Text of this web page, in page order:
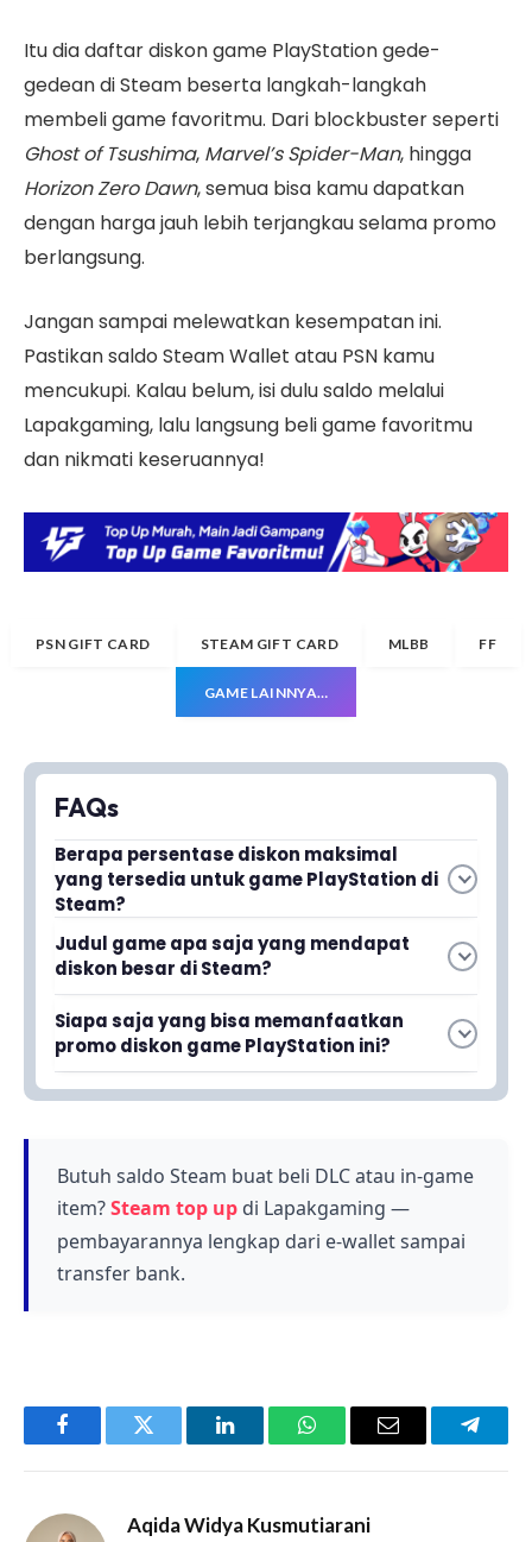
Itu dia daftar diskon game PlayStation gede-
gedean di Steam beserta langkah-langkah
membeli game favoritmu. Dari blockbuster seperti
Ghost of Tsushima, Marvel’s Spider-Man, hingga
Horizon Zero Dawn, semua bisa kamu dapatkan
dengan harga jauh lebih terjangkau selama promo
berlangsung.
Jangan sampai melewatkan kesempatan ini.
Pastikan saldo Steam Wallet atau PSN kamu
mencukupi. Kalau belum, isi dulu saldo melalui
Lapakgaming, lalu langsung beli game favoritmu
dan nikmati keseruannya!
PSN GIFT CARD STEAM GIFT CARD MLBB FF
GAME LAINNYA…
FAQs
Berapa persentase diskon maksimal
yang tersedia untuk game PlayStation di
Steam?
Diskon maksimal yang tersedia mencapai
hingga 80 persen untuk berbagai judul game
PlayStation di Steam.
Baca juga 100+ Game Terbaik Poki
Games yang Seru saat Gabut, Wajib
Coba!
Judul game apa saja yang mendapat
diskon besar di Steam?
Beberapa judul populer yang mendapat diskon
besar termasuk Stellar Blade dan Horizon Zero
Dawn, di antara game-game eksklusif
PlayStation lainnya.
Siapa saja yang bisa memanfaatkan
promo diskon game PlayStation ini?
Promo ini sangat menguntungkan bagi para
terjangkau.
Butuh saldo Steam buat beli DLC atau in-game
item?Steam top up di Lapakgaming —
pembayarannya lengkap dari e-wallet sampai
transfer bank.
FacebookTwitter LinkedInWhatsAppEmail
Aqida Widya Kusmutiarani